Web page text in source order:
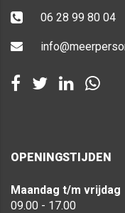
06 28 99 80 04
OPENINGSTIJDEN
Maandag t/m vrijdag
09.00 - 17.00